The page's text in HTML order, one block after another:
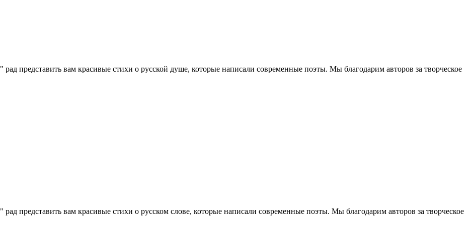
" рад представить вам красивые стихи о русской душе, которые написали современные поэты. Мы благодарим авторов за творческое
" рад представить вам красивые стихи о русском слове, которые написали современные поэты. Мы благодарим авторов за творческое